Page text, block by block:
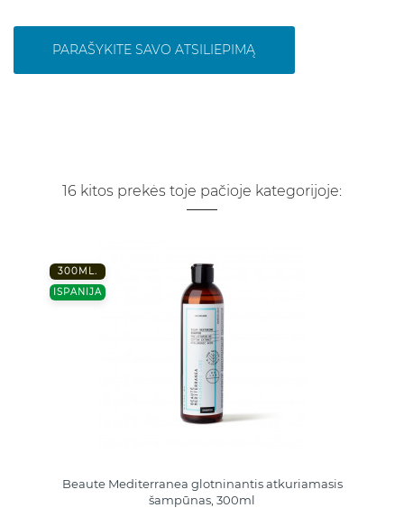
PARAŠYKITE SAVO ATSILIEPIMĄ
16 kitos prekės toje pačioje kategorijoje:
300ML.
ISPANIJA
Beaute Mediterranea glotninantis atkuriamasis
šampūnas, 300ml